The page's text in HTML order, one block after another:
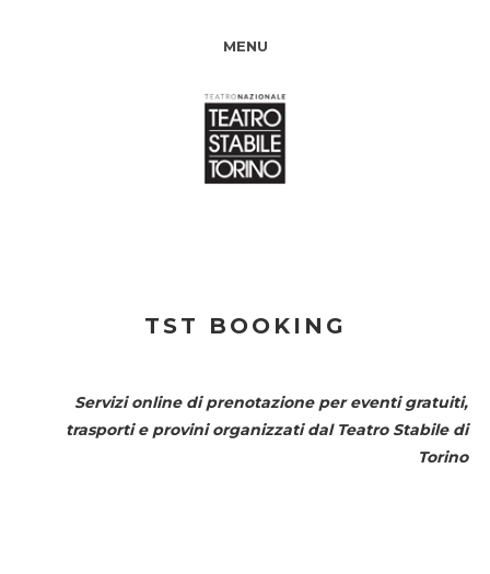
MENU
TST BOOKING
Servizi online di prenotazione per eventi gratuiti,
trasporti e provini organizzati dal Teatro Stabile di
Torino